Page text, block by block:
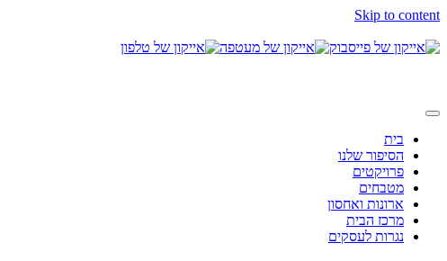
Skip to content
בית
הסיפור שלנו
פרויקטים
מטבחים
ארונות ואחסון
מרכז הבית
נגרות לעסקים